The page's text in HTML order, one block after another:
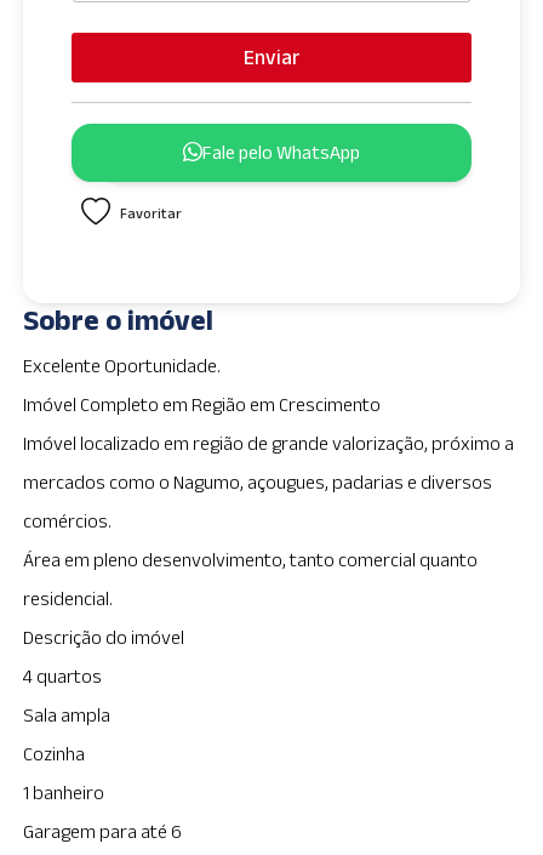
e
d
t
a
+
1
Enviar
Fale pelo WhatsApp
Favoritar
Sobre o imóvel
Excelente Oportunidade.
Imóvel Completo em Região em Crescimento
Imóvel localizado em região de grande valorização, próximo a
mercados como o Nagumo, açougues, padarias e diversos
comércios.
Área em pleno desenvolvimento, tanto comercial quanto
residencial.
Descrição do imóvel
4 quartos
Sala ampla
Cozinha
1 banheiro
Garagem para até 6